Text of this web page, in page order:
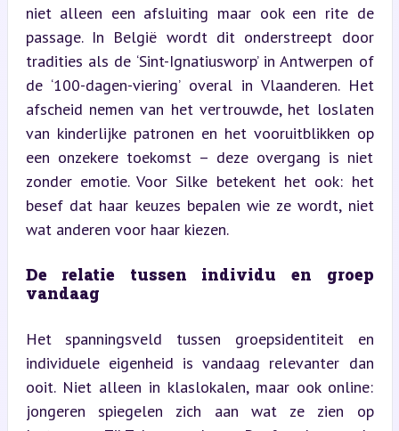
niet alleen een afsluiting maar ook een rite de
passage. In België wordt dit onderstreept door
tradities als de ‘Sint-Ignatiusworp’ in Antwerpen of
de ‘100-dagen-viering’ overal in Vlaanderen. Het
afscheid nemen van het vertrouwde, het loslaten
van kinderlijke patronen en het vooruitblikken op
een onzekere toekomst – deze overgang is niet
zonder emotie. Voor Silke betekent het ook: het
besef dat haar keuzes bepalen wie ze wordt, niet
wat anderen voor haar kiezen.
De relatie tussen individu en groep
vandaag
Het spanningsveld tussen groepsidentiteit en
individuele eigenheid is vandaag relevanter dan
ooit. Niet alleen in klaslokalen, maar ook online:
jongeren spiegelen zich aan wat ze zien op